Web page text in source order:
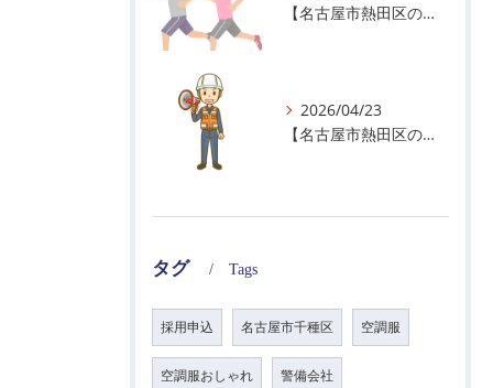
【名古屋市熱田区の警備会社】暑熱順化で熱中症対策を！
2026/04/23
【名古屋市熱田区の警備会社】GWの面接状況について！
タグ Tags
採用申込 名古屋市千種区 空調服
空調服おしゃれ 警備会社